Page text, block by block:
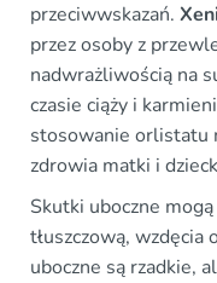
przeciwwskazań.
przez osoby z
nadwrażliwością na
czasie ciąży i
stosowanie orlistatu
zdrowia matki i
Skutki uboczne
tłuszczową, wzdęcia
uboczne są rzadkie,